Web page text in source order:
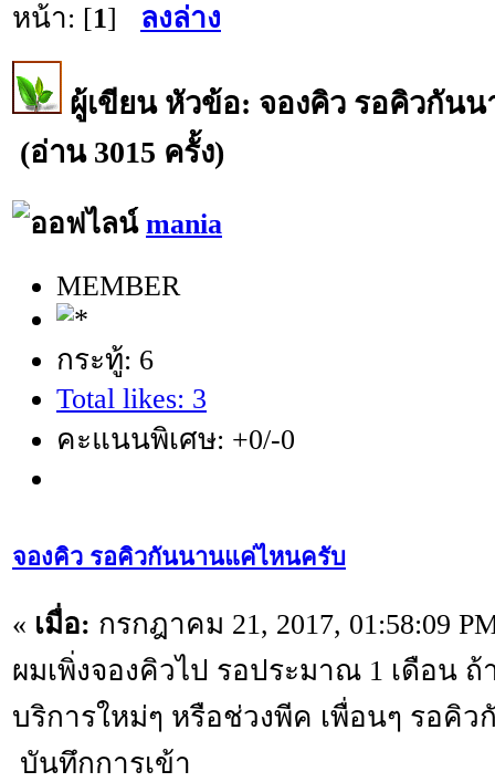
หน้า: [1] ลงล่าง
ผู้เขียนหัวข้อ: จองคิว รอคิวกัน
(อ่าน 3015 ครั้ง)
mania
MEMBER
กระทู้: 6
Total likes: 3
คะแนนพิเศษ: +0/-0
จองคิว รอคิวกันนานแค่ไหนครับ
« เมื่อ: กรกฎาคม 21, 2017, 01:58:09
ผมเพิ่งจองคิวไป รอประมาณ 1 เดือน
บริการใหม่ๆ หรือช่วงพีค เพื่อนๆ รอคิ
บันทึกการเข้า